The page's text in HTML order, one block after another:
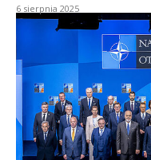
6 sierpnia 2025